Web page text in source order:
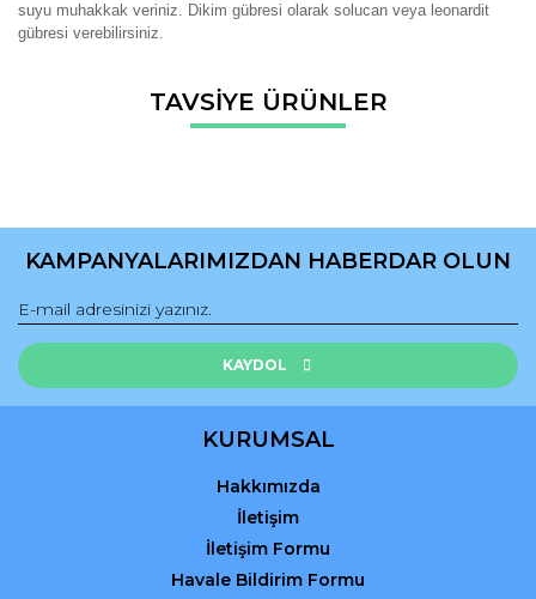
suyu muhakkak veriniz. Dikim gübresi olarak solucan veya leonardit
gübresi verebilirsiniz.
Bu ürüne ilk yorumu siz yapın!
Bu ürünün fiyat bilgisi, resim, ürün açıklamalarında ve diğer
konularda yetersiz gördüğünüz noktaları öneri formunu
Ürün açıklamasında eksik bilgiler bulunuyor.
Ürün fiyatı diğer sitelerden daha pahalı.
Bu ürüne benzer farklı alternatifler olmalı.
Gönder
TAVSİYE ÜRÜNLER
KAMPANYALARIMIZDAN HABERDAR OLUN
KAYDOL
KURUMSAL
Hakkımızda
İletişim
İletişim Formu
Havale Bildirim Formu